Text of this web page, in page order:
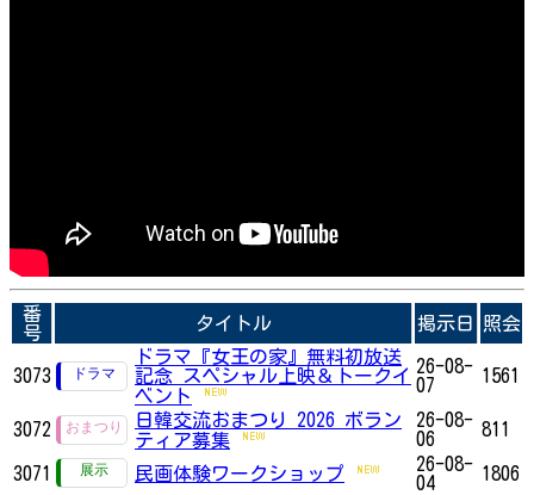
番
号
タイトル 掲示日 照会
3073
ドラマ『女王の家』無料初放送
記念 スペシャル上映＆トークイ
ベント
26-08-
07
1561
3072
日韓交流おまつり 2026 ボラン
ティア募集
26-08-
06
811
3071 民画体験ワークショップ
26-08-
04
1806